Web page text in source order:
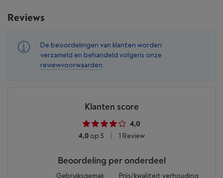
Reviews
De beoordelingen van klanten worden
verzameld en behandeld volgens onze
reviewvoorwaarden.
Klanten score
4,0
4,0op 5 1 Review
Beoordeling per onderdeel
Gebruiksgemak Prijs/kwaliteit verhouding